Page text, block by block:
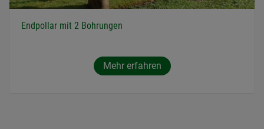
Endpollar mit 2 Bohrungen
Mehr erfahren